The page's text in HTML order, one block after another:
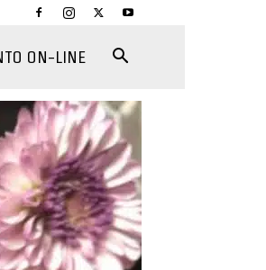
ON-LINE